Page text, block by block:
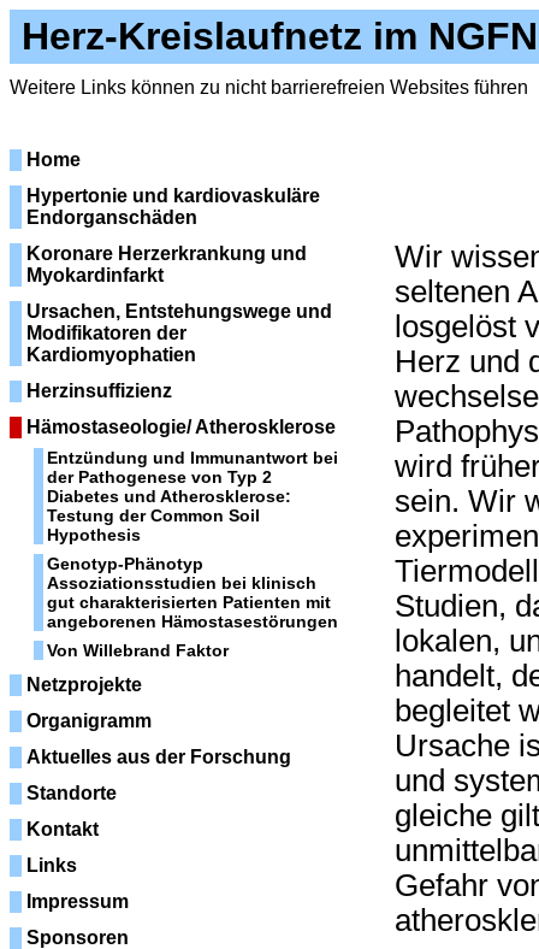
Herz-Kreislaufnetz im NGFN
Weitere Links können zu nicht barrierefreien Websites führen
Home
Hypertonie und kardiovaskuläre
Endorganschäden
Koronare Herzerkrankung und
Myokardinfarkt
Ursachen, Entstehungswege und
Modifikatoren der
Kardiomyophatien
Herzinsuffizienz
Hämostaseologie/ Atherosklerose
Entzündung und Immunantwort bei
der Pathogenese von Typ 2
Diabetes und Atherosklerose:
Testung der Common Soil
Hypothesis
Genotyp-Phänotyp
Assoziationsstudien bei klinisch
gut charakterisierten Patienten mit
angeborenen Hämostasestörungen
Von Willebrand Faktor
Netzprojekte
Organigramm
Aktuelles aus der Forschung
Standorte
Kontakt
Links
Impressum
Sponsoren
Wir
seltenen
losgelöst
Herz und
wird
sein. Wir
Studien,
lokalen,
handelt,
begleitet
Ursache
und
gleiche
Gefahr